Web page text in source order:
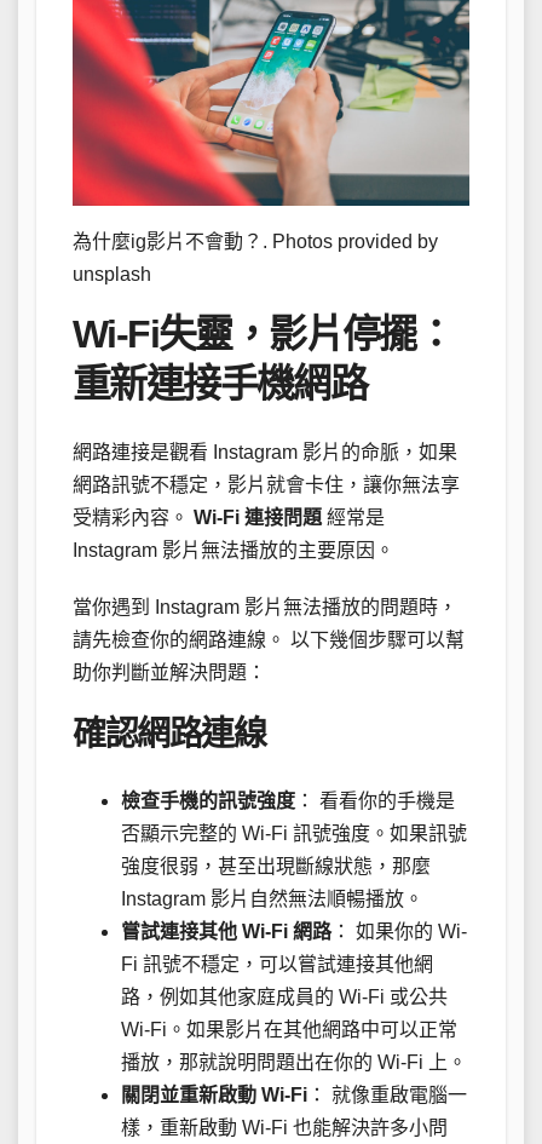
為什麼ig影片不會動？. Photos provided by
unsplash
Wi-Fi失靈，影片停擺：
重新連接手機網路
網路連接是觀看 Instagram 影片的命脈，如果
網路訊號不穩定，影片就會卡住，讓你無法享
受精彩內容。 Wi-Fi 連接問題經常是
Instagram 影片無法播放的主要原因。
當你遇到 Instagram 影片無法播放的問題時，
請先檢查你的網路連線。 以下幾個步驟可以幫
助你判斷並解決問題：
確認網路連線
檢查手機的訊號強度 ： 看看你的手機是
否顯示完整的 Wi-Fi 訊號強度。如果訊號
強度很弱，甚至出現斷線狀態，那麼
Instagram 影片自然無法順暢播放。
嘗試連接其他 Wi-Fi 網路： 如果你的 Wi-
Fi 訊號不穩定，可以嘗試連接其他網
路，例如其他家庭成員的 Wi-Fi 或公共
Wi-Fi。如果影片在其他網路中可以正常
播放，那就說明問題出在你的 Wi-Fi 上。
關閉並重新啟動 Wi-Fi ： 就像重啟電腦一
樣，重新啟動 Wi-Fi 也能解決許多小問